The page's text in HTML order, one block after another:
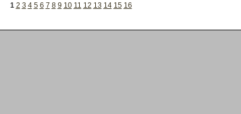
1 2 3 4 5 6 7 8 9 10 11 12 13 14 15 16